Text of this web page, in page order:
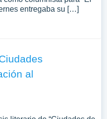
entregaba su […]
al